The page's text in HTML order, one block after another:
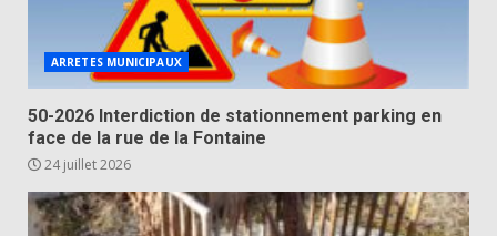
ARRETES MUNICIPAUX
50-2026 Interdiction de stationnement parking en
face de la rue de la Fontaine
24 juillet 2026